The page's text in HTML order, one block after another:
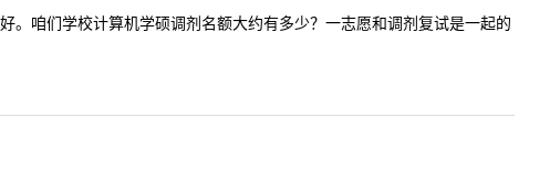
咱们学校计算机学硕调剂名额大约有多少？一志愿和调剂复试是一起的